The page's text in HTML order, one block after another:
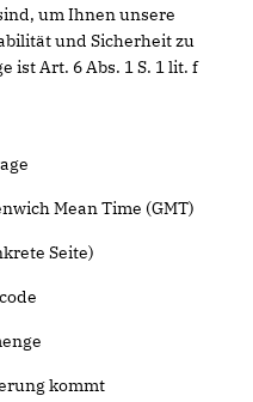
um Ihnen unsere
und Sicherheit zu
ist Art. 6 Abs. 1 S. 1 lit. f
Mean Time (GMT)
Seite)
kommt